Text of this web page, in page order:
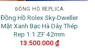
ĐỒNG HỒ REPLICA
Đồng Hồ Rolex Sky-Dweller
Mặt Xanh Bạc Hà Dây Thép
Rep 1:1 ZF 42mm
13.500.000₫